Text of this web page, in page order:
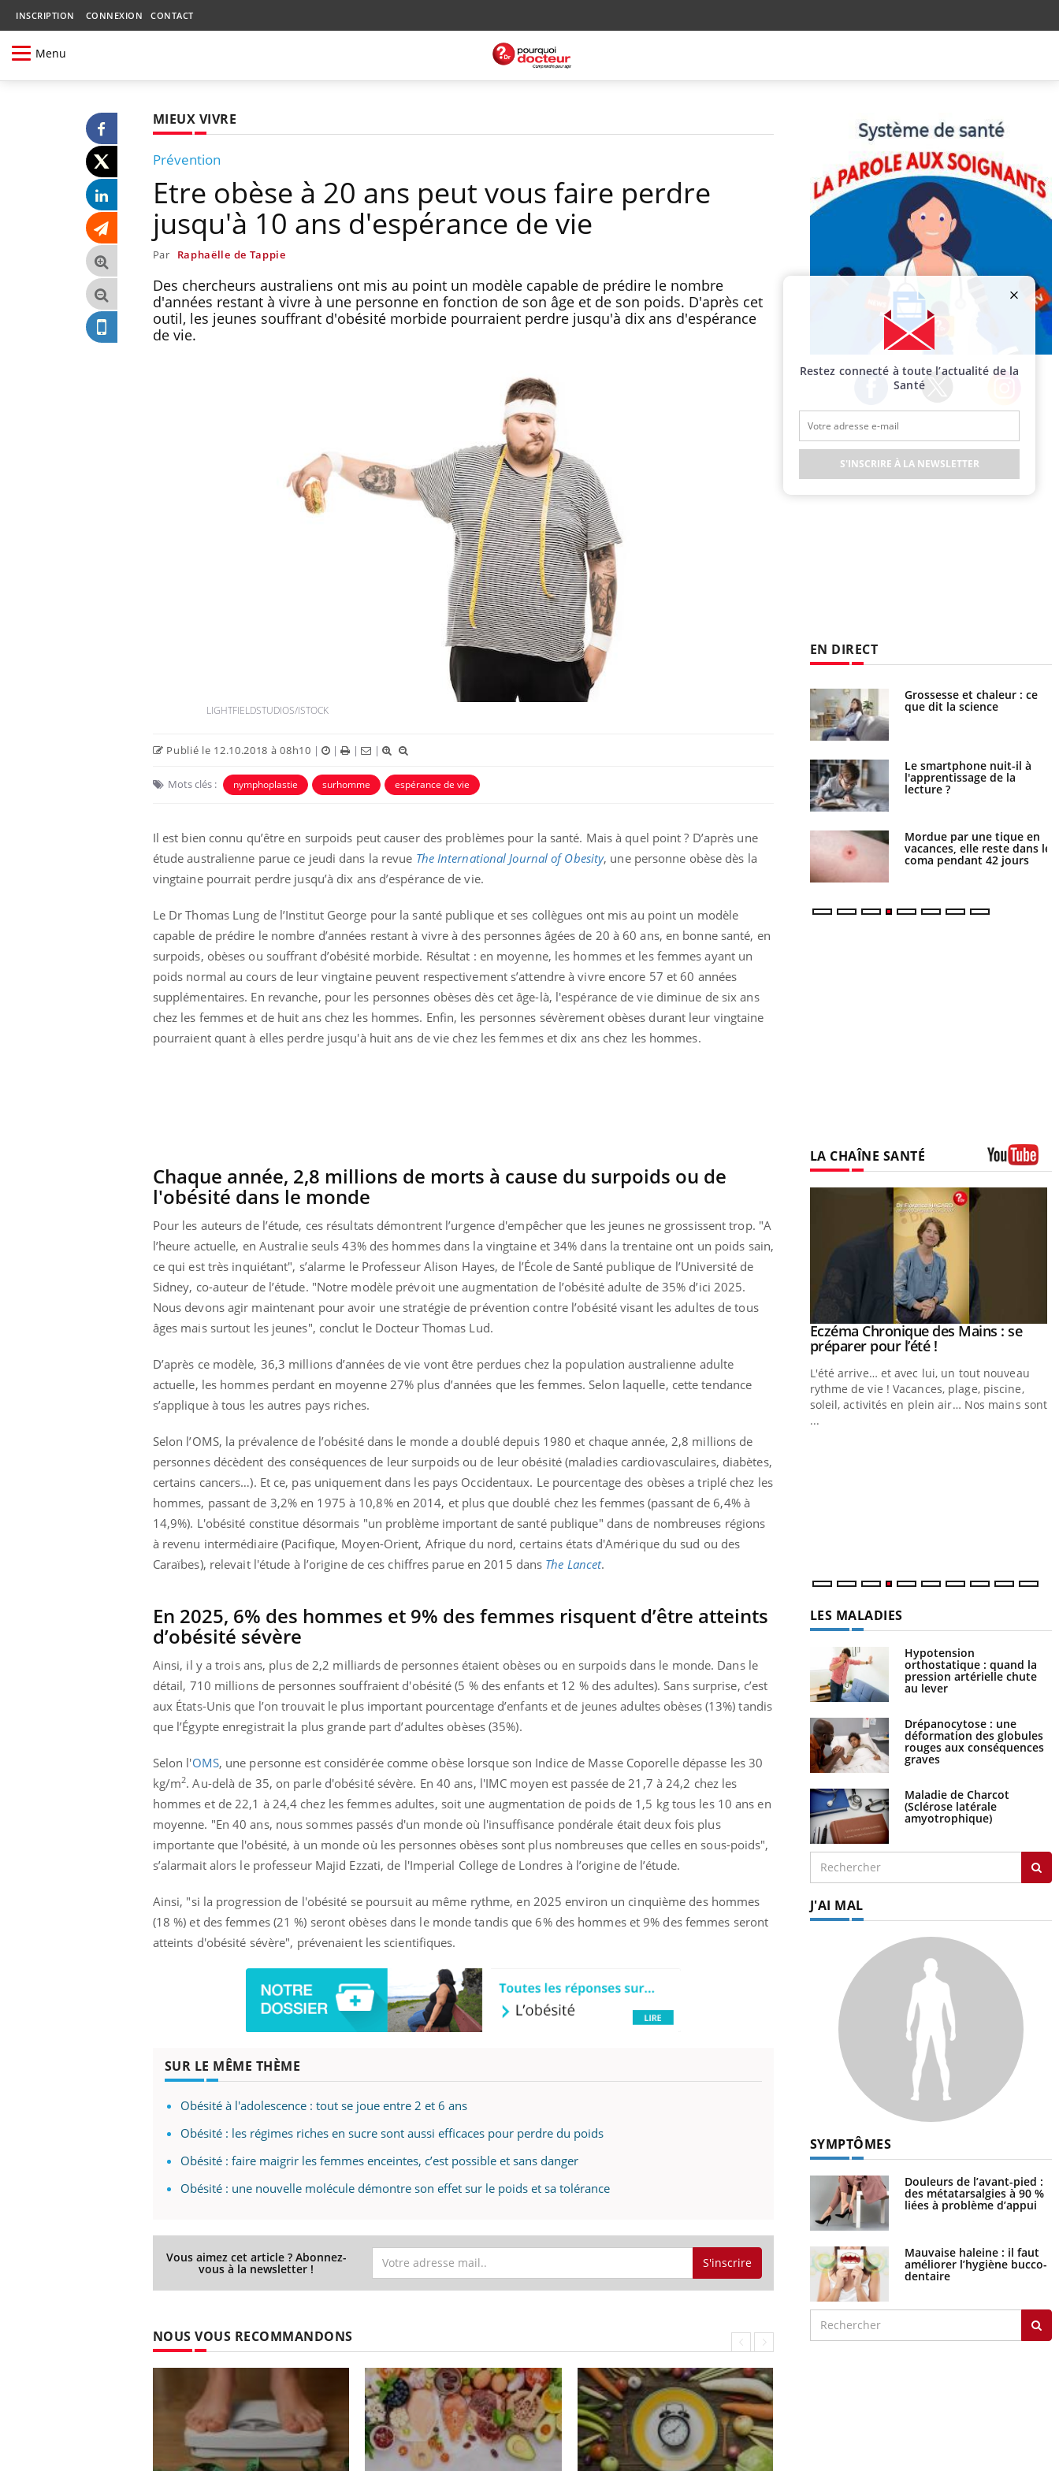
INSCRIPTION CONNEXION CONTACT
Menu
MIEUX VIVRE
Prévention
Etre obèse à 20 ans peut vous faire perdre
jusqu'à 10 ans d'espérance de vie
Par Raphaëlle de Tappie
Des chercheurs australiens ont mis au point un modèle capable de prédire le nombre
d'années restant à vivre à une personne en fonction de son âge et de son poids. D'après cet
outil, les jeunes souffrant d'obésité morbide pourraient perdre jusqu'à dix ans d'espérance
de vie.
LIGHTFIELDSTUDIOS/ISTOCK
Publié le 12.10.2018 à 08h10 | | | |
Mots clés : nymphoplastie surhomme espérance de vie
Il est bien connu qu’être en surpoids peut causer des problèmes pour la santé. Mais à quel point ? D’après une
étude australienne parue ce jeudi dans la revue The International Journal of Obesity, une personne obèse dès la
vingtaine pourrait perdre jusqu’à dix ans d’espérance de vie.
Le Dr Thomas Lung de l’Institut George pour la santé publique et ses collègues ont mis au point un modèle
capable de prédire le nombre d’années restant à vivre à des personnes âgées de 20 à 60 ans, en bonne santé, en
surpoids, obèses ou souffrant d’obésité morbide. Résultat : en moyenne, les hommes et les femmes ayant un
poids normal au cours de leur vingtaine peuvent respectivement s’attendre à vivre encore 57 et 60 années
supplémentaires. En revanche, pour les personnes obèses dès cet âge-là, l'espérance de vie diminue de six ans
chez les femmes et de huit ans chez les hommes. Enfin, les personnes sévèrement obèses durant leur vingtaine
pourraient quant à elles perdre jusqu'à huit ans de vie chez les femmes et dix ans chez les hommes.
Chaque année, 2,8 millions de morts à cause du surpoids ou de
l'obésité dans le monde
Pour les auteurs de l’étude, ces résultats démontrent l’urgence d'empêcher que les jeunes ne grossissent trop. "A
l’heure actuelle, en Australie seuls 43% des hommes dans la vingtaine et 34% dans la trentaine ont un poids sain,
ce qui est très inquiétant", s’alarme le Professeur Alison Hayes, de l’École de Santé publique de l’Université de
Sidney, co-auteur de l’étude. "Notre modèle prévoit une augmentation de l’obésité adulte de 35% d’ici 2025.
Nous devons agir maintenant pour avoir une stratégie de prévention contre l’obésité visant les adultes de tous
âges mais surtout les jeunes", conclut le Docteur Thomas Lud.
D’après ce modèle, 36,3 millions d’années de vie vont être perdues chez la population australienne adulte
actuelle, les hommes perdant en moyenne 27% plus d’années que les femmes. Selon laquelle, cette tendance
s’applique à tous les autres pays riches.
Selon l’OMS, la prévalence de l’obésité dans le monde a doublé depuis 1980 et chaque année, 2,8 millions de
personnes décèdent des conséquences de leur surpoids ou de leur obésité (maladies cardiovasculaires, diabètes,
certains cancers…). Et ce, pas uniquement dans les pays Occidentaux. Le pourcentage des obèses a triplé chez les
hommes, passant de 3,2% en 1975 à 10,8% en 2014, et plus que doublé chez les femmes (passant de 6,4% à
14,9%). L'obésité constitue désormais "un problème important de santé publique" dans de nombreuses régions
à revenu intermédiaire (Pacifique, Moyen-Orient, Afrique du nord, certains états d'Amérique du sud ou des
Caraïbes), relevait l'étude à l’origine de ces chiffres parue en 2015 dans The Lancet.
En 2025, 6% des hommes et 9% des femmes risquent d’être atteints
d’obésité sévère
Ainsi, il y a trois ans, plus de 2,2 milliards de personnes étaient obèses ou en surpoids dans le monde. Dans le
détail, 710 millions de personnes souffraient d'obésité (5 % des enfants et 12 % des adultes). Sans surprise, c’est
aux États-Unis que l’on trouvait le plus important pourcentage d’enfants et de jeunes adultes obèses (13%) tandis
que l’Égypte enregistrait la plus grande part d’adultes obèses (35%).
Selon l'OMS, une personne est considérée comme obèse lorsque son Indice de Masse Coporelle dépasse les 30
kg/m2. Au-delà de 35, on parle d'obésité sévère. En 40 ans, l'IMC moyen est passée de 21,7 à 24,2 chez les
hommes et de 22,1 à 24,4 chez les femmes adultes, soit une augmentation de poids de 1,5 kg tous les 10 ans en
moyenne. "En 40 ans, nous sommes passés d'un monde où l'insuffisance pondérale était deux fois plus
importante que l'obésité, à un monde où les personnes obèses sont plus nombreuses que celles en sous-poids",
s’alarmait alors le professeur Majid Ezzati, de l'Imperial College de Londres à l’origine de l’étude.
Ainsi, "si la progression de l'obésité se poursuit au même rythme, en 2025 environ un cinquième des hommes
(18 %) et des femmes (21 %) seront obèses dans le monde tandis que 6% des hommes et 9% des femmes seront
atteints d'obésité sévère", prévenaient les scientifiques.
SUR LE MÊME THÈME
Obésité à l'adolescence : tout se joue entre 2 et 6 ans
Obésité : les régimes riches en sucre sont aussi efficaces pour perdre du poids
Obésité : faire maigrir les femmes enceintes, c’est possible et sans danger
Obésité : une nouvelle molécule démontre son effet sur le poids et sa tolérance
Vous aimez cet article ? Abonnez-
vous à la newsletter ! S'inscrire
NOUS VOUS RECOMMANDONS
Facebook Twitter Instagram
EN DIRECT
West Nile : que se passe-t-
il dans le sud de la France ?
protègent-ils aussi les os ?
Cytomégalovirus : ce qui
change dans la prise en
charge des femmes
enceintes
La sieste empêche-t-elle de
dormir la nuit ?
tous les jours se profile-t-
elle enfin ?
Pourquoi votre ventre
gâche-t-il les premiers
jours de vos vacances ?
Pourquoi manger moins de
protéines pourrait
finalement être bénéfique
Grossesse et chaleur : ce
que dit la science
Le smartphone nuit-il à
l'apprentissage de la
lecture ?
Mordue par une tique en
vacances, elle reste dans le
coma pendant 42 jours
LA CHAÎNE SANTÉ
Eczéma Chronique des Mains :
Il y a des sujets qui sont faciles à aborder...
d'autres non ! D'un côté, poser des questions
sur la maladie d'un proche c'est montrer ...
Youtube
Carence en fer : comprendre pour
Fatigue, irritabilité, brouillard mental ou
même alopécie… Les symptômes de la
carence en fer sont multiples ce qui la rend
En 2026, l'insuline dans le diabète de type 2
reste entourée d'idées reçues chez les
Youtube
Eczéma Chronique des Mains : se
préparer pour l’été !Youtube
L'été arrive… et avec lui, un tout nouveau
rythme de vie ! Vacances, plage, piscine,
soleil, activités en plein air… Nos mains sont
...
LES MALADIES
Hypotension
orthostatique : quand la
pression artérielle chute
au lever
Drépanocytose : une
déformation des globules
rouges aux conséquences
graves
Maladie de Charcot
(Sclérose latérale
amyotrophique)
J'AI MAL
SYMPTÔMES
Douleurs de l’avant-pied :
des métatarsalgies à 90 %
liées à problème d’appui
Mauvaise haleine : il faut
améliorer l’hygiène bucco-
dentaire
Restez connecté à toute l’actualité de la
Santé
S'INSCRIRE À LA NEWSLETTER